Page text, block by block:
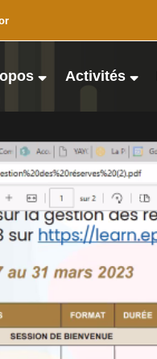
Activités